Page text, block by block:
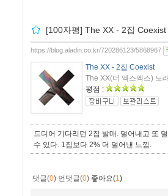
[100자평] The XX - 2집 Coexist
https://blog.aladin.co.kr/720286123/5868967
The XX - 2집 Coexist
The XX(더 엑스엑스) 노
평점 :
드디어 기다리던 2집 발매. 덜어내고 또
수 있다. 1집보다 2% 더 덜어낸 느낌.
댓글(0) 먼댓글(0) 좋아요(1)